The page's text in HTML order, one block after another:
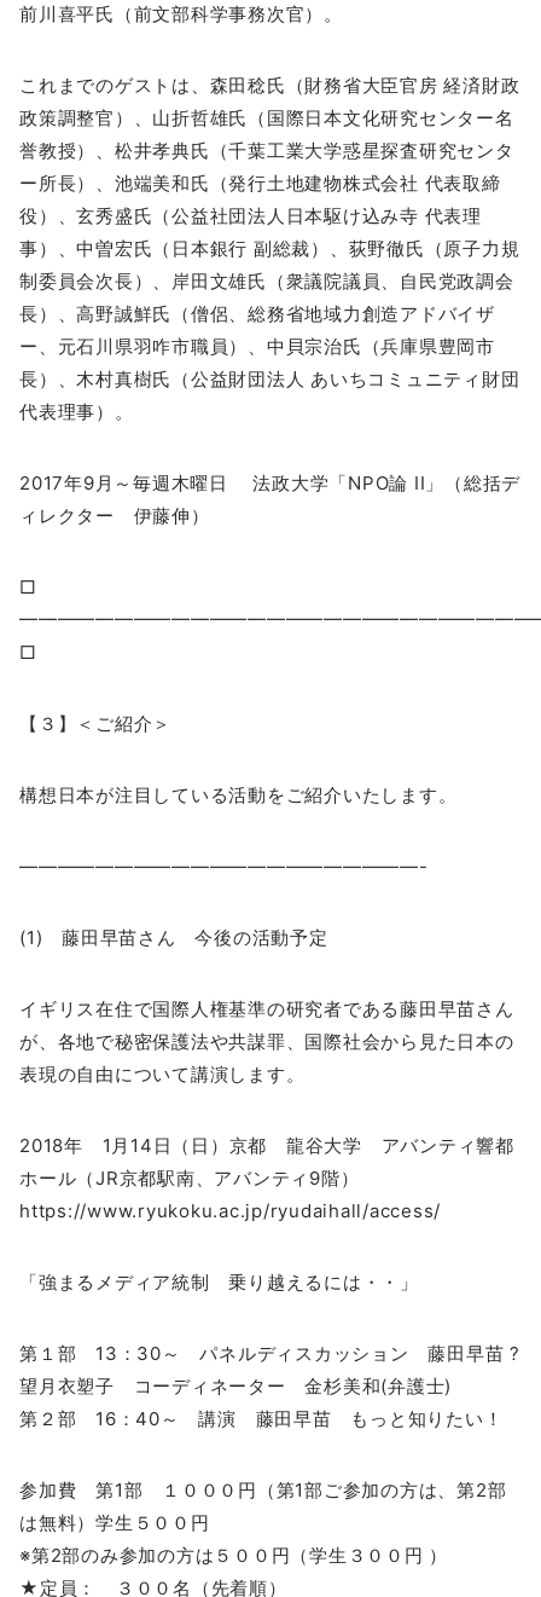
前川喜平氏（前文部科学事務次官）。
これまでのゲストは、森田稔氏（財務省大臣官房 経済財政
政策調整官）、山折哲雄氏（国際日本文化研究センター名
誉教授）、松井孝典氏（千葉工業大学惑星探査研究センタ
ー所長）、池端美和氏（発行土地建物株式会社 代表取締
役）、玄秀盛氏（公益社団法人日本駆け込み寺 代表理
事）、中曽宏氏（日本銀行 副総裁）、荻野徹氏（原子力規
制委員会次長）、岸田文雄氏（衆議院議員、自民党政調会
長）、高野誠鮮氏（僧侶、総務省地域力創造アドバイザ
ー、元石川県羽咋市職員）、中貝宗治氏（兵庫県豊岡市
長）、木村真樹氏（公益財団法人 あいちコミュニティ財団
代表理事）。
2017年9月～毎週木曜日 法政大学「NPO論 II」（総括デ
ィレクター 伊藤伸）
□
□
【３】＜ご紹介＞
構想日本が注目している活動をご紹介いたします。
—————————————————————-
(1) 藤田早苗さん 今後の活動予定
イギリス在住で国際人権基準の研究者である藤田早苗さん
が、各地で秘密保護法や共謀罪、国際社会から見た日本の
表現の自由について講演します。
2018年 1月14日（日）京都 龍谷大学 アバンティ響都
ホール（JR京都駅南、アバンティ9階）
https://www.ryukoku.ac.jp/ryudaihall/access/
「強まるメディア統制 乗り越えるには・・」
第１部 13：30～ パネルディスカッション 藤田早苗 ?
望月衣塑子 コーディネーター 金杉美和(弁護士)
第２部 16：40～ 講演 藤田早苗 もっと知りたい！
参加費 第1部 １０００円（第1部ご参加の方は、第2部
は無料）学生５００円
※第2部のみ参加の方は５００円（学生３００円 ）
★定員： ３００名（先着順）